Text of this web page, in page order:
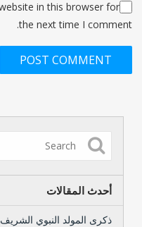
in this browser for
the next time I comment.
أحدث المقالات
ذكرى المولد النبوي الشريف